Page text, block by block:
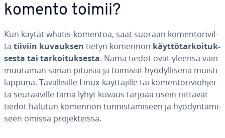
komento toimii?
Kun käytät whatis-komentoa, saat suoraan ko­men­to­ri­vil­
tä tiiviin kuvauksen tietyn komennon käyt­tö­tar­koi­tuk­
ses­ta tai tar­koi­tuk­ses­ta. Nämä tiedot ovat yleensä vain
muutaman sanan pituisia ja toimivat hyö­dyl­li­se­nä muis­ti­
lap­pu­na. Ta­val­li­sil­le Linux-käyt­tä­jil­le tai ko­men­to­ri­vioh­jei­
ta seu­raa­vil­le tämä lyhyt kuvaus tarjoaa usein riittävät
tiedot halutun komennon tun­nis­ta­mi­seen ja hyö­dyn­tä­mi­
seen omissa pro­jek­teis­sa.